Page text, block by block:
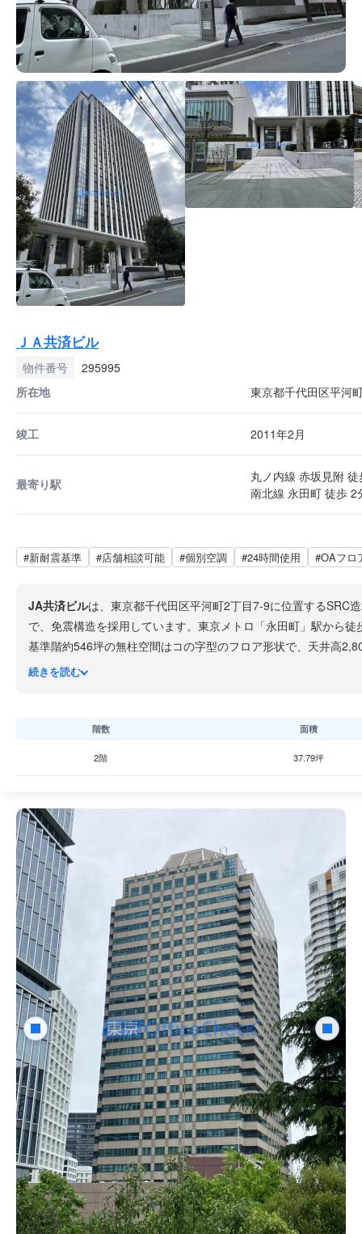
ＪＡ共済ビル
物件番号
295995
所在地
東京都千代田区平河
竣工 2011年2月
最寄り駅
丸ノ内線 赤坂見附
南北線 永田町 徒歩 2
#新耐震基準 #店舗相談可能 #個別空調 #24時間使用 #OAフロ
JA共済ビルは、東京都千代田区平河町2丁目7-9に位置するSRC
で、免震構造を採用しています。東京メトロ「永田町」駅から
基準階約546坪の無柱空間はコの字型のフロア形状で、天井高
械併用警備など高度なセキュリティ体制を整えています。エレ
続きを読む
階数 面積
2階 37.79坪